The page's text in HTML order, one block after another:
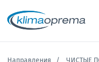
Направления
ЧИСТЫЕ